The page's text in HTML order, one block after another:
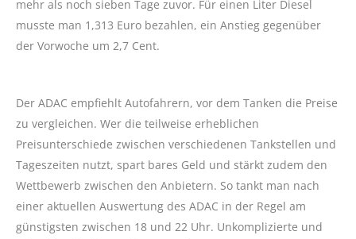
mehr als noch sieben Tage zuvor. Für einen Liter Diesel
musste man 1,313 Euro bezahlen, ein Anstieg gegenüber
der Vorwoche um 2,7 Cent.
Der ADAC empfiehlt Autofahrern, vor dem Tanken die Preise
zu vergleichen. Wer die teilweise erheblichen
Preisunterschiede zwischen verschiedenen Tankstellen und
Tageszeiten nutzt, spart bares Geld und stärkt zudem den
Wettbewerb zwischen den Anbietern. So tankt man nach
einer aktuellen Auswertung des ADAC in der Regel am
günstigsten zwischen 18 und 22 Uhr. Unkomplizierte und